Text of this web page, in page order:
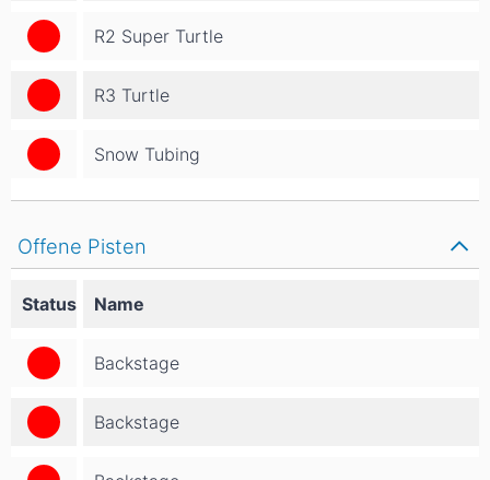
Offene Pisten
Status Name
Backstage
Backstage
R2 Super Turtle
R3 Turtle
Snow Tubing